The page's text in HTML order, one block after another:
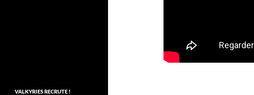
VALKYRIES RECRUTE !